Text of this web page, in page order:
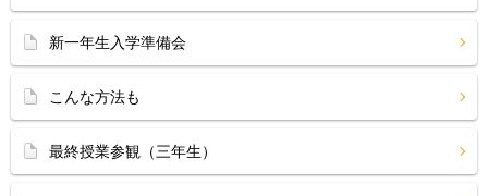
新一年生入学準備会
こんな方法も
最終授業参観（三年生）